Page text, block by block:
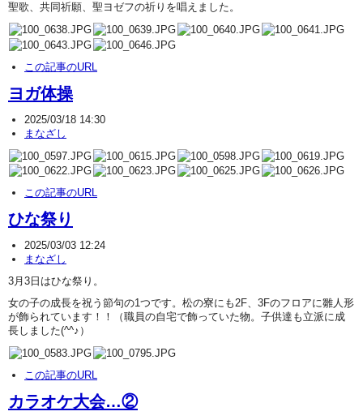
聖歌、共同祈願、聖ヨゼフの祈りを唱えました。
この記事のURL
ヨガ体操
2025/03/18 14:30
まなざし
この記事のURL
ひな祭り
2025/03/03 12:24
まなざし
3月3日はひな祭り。
女の子の成長を祝う節句の1つです。松の寮にも2F、3Fのフロアに雛人形
が飾られています！！（職員の自宅で飾っていた物。子供達も立派に成
長しました(^^♪）
この記事のURL
カラオケ大会…②